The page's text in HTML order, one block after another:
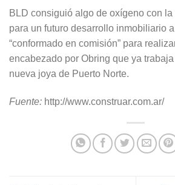
BLD consiguió algo de oxígeno con
para un futuro desarrollo inmobiliario
“conformado en comisión” para
encabezado por Obring que ya
nueva joya de Puerto Norte.
Fuente: http://www.construar.com.ar/